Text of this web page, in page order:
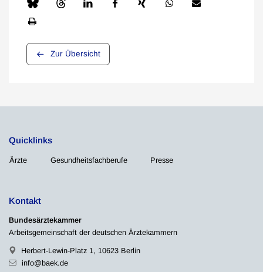
Zur Übersicht
Quicklinks
Ärzte Gesundheitsfachberufe Presse
Kontakt
Bundesärztekammer
Arbeitsgemeinschaft der deutschen Ärztekammern
Herbert-Lewin-Platz 1, 10623 Berlin
info@baek.de